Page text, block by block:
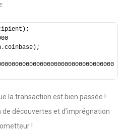
la transaction est bien passée !
de découvertes et d’imprégnation
!